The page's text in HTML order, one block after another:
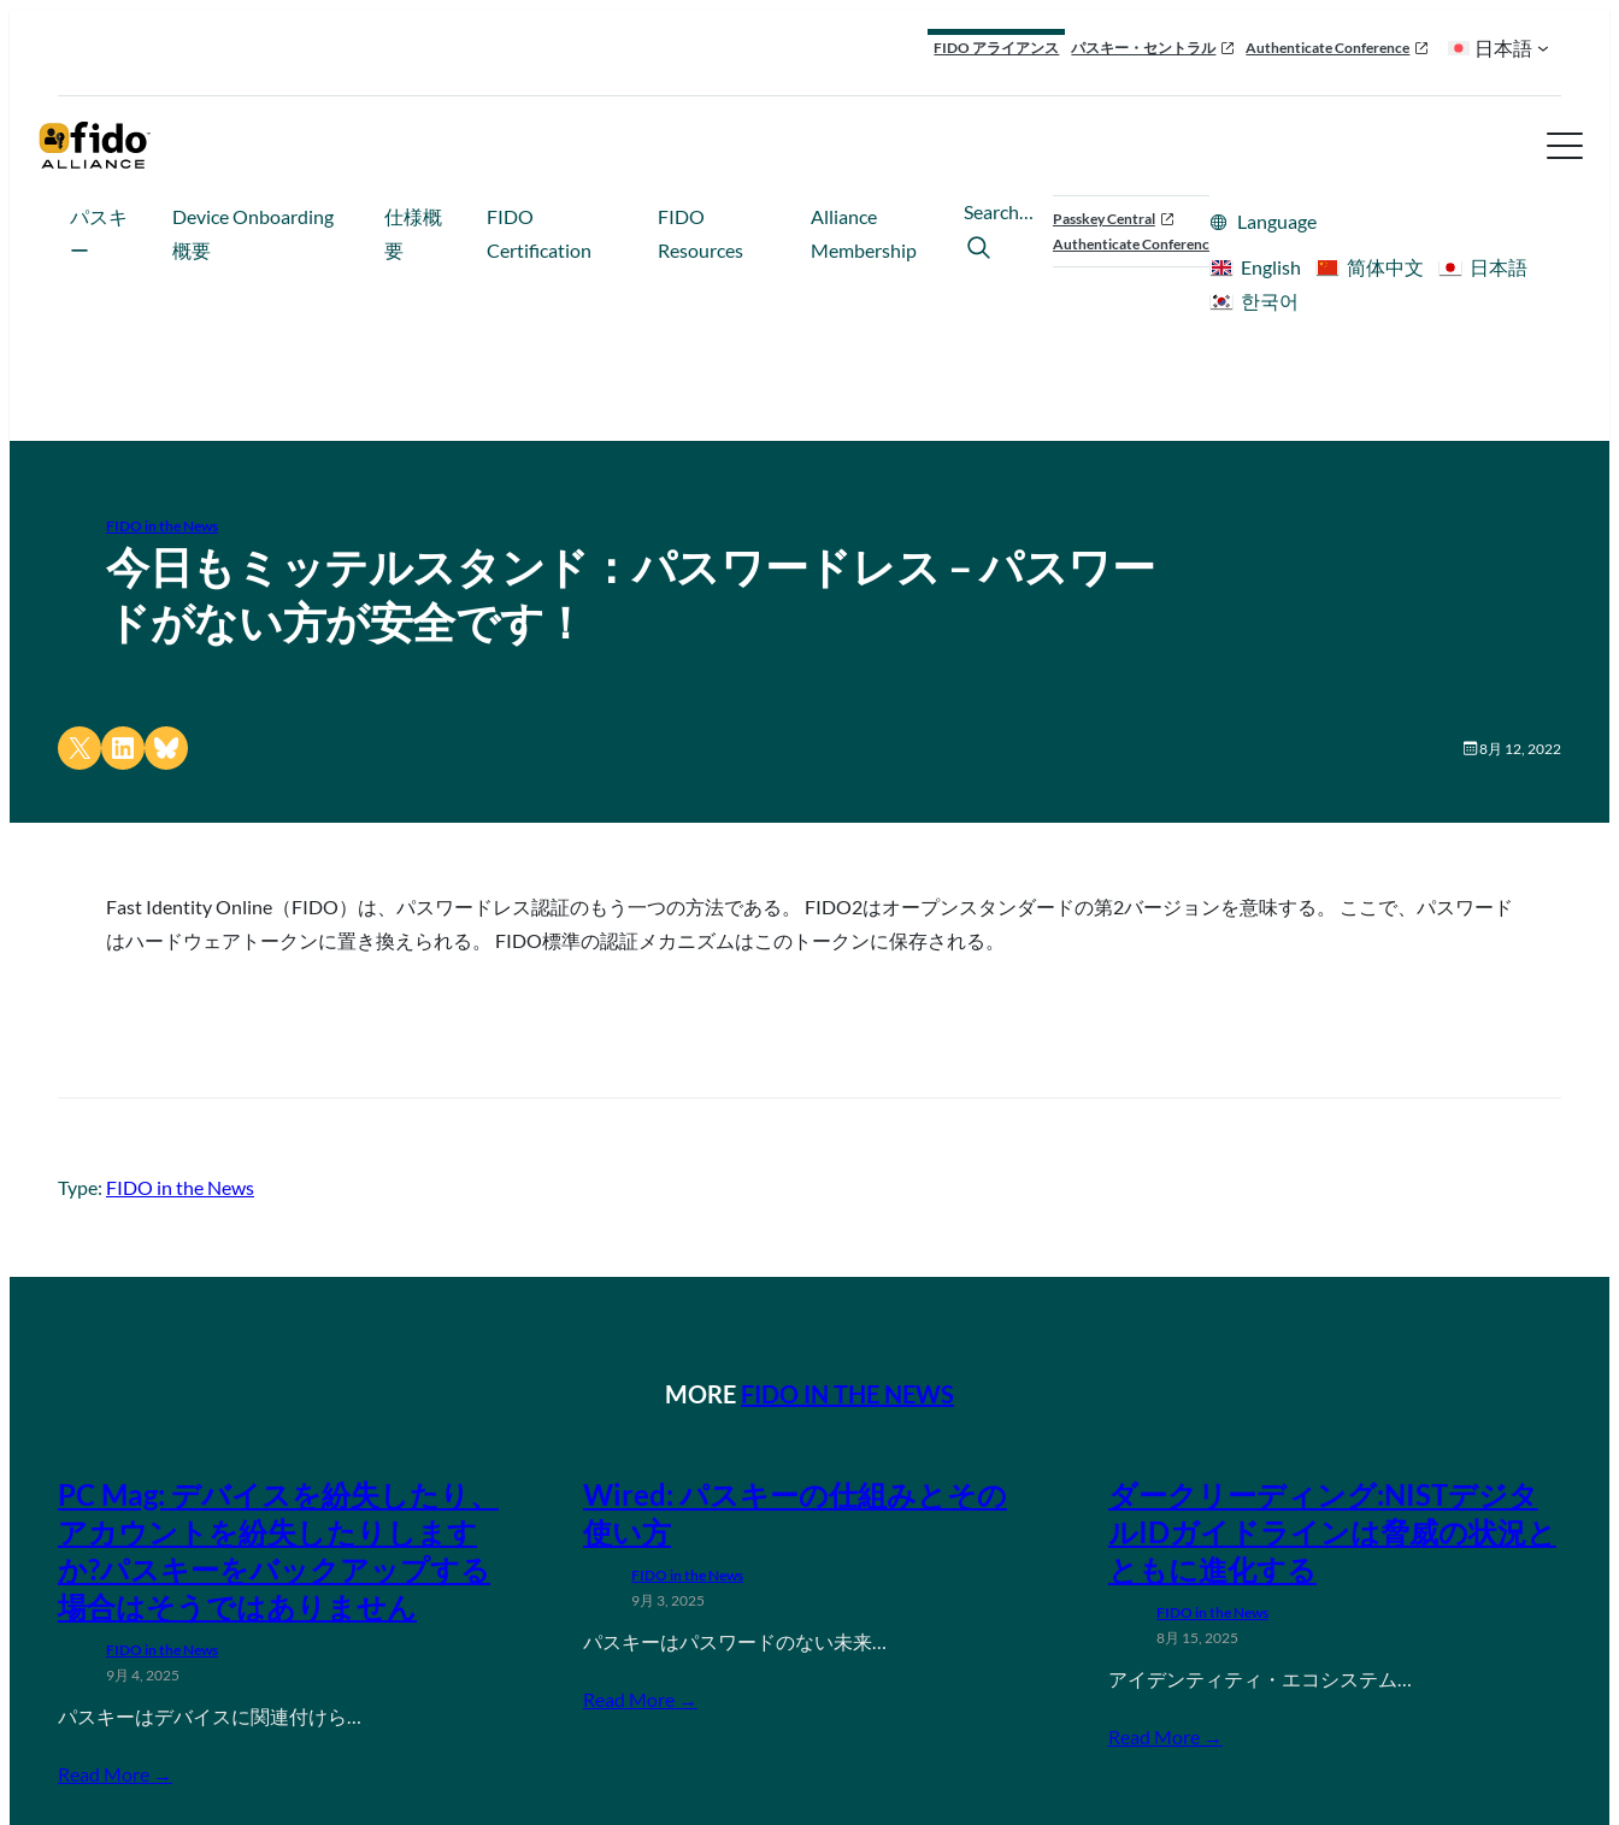
FIDO アライアンス パスキー・セントラル Authenticate Conference 日本語
パスキ
ー
Device Onboarding
概要
仕様概
要
FIDO
Certification
FIDO
Resources
Alliance
Membership
Search…
Passkey Central
Authenticate Conference
Language
English
简体中文
日本語
한국어
FIDO in the News
今日もミッテルスタンド：パスワードレス – パスワー
ドがない方が安全です！
Share on X Share on LinkedIn
Share on Bluesky 8月 12, 2022
Fast Identity Online（FIDO）は、パスワードレス認証のもう一つの方法である。 FIDO2はオープンスタンダードの第2バージョンを意味する。 ここで、パスワード
はハードウェアトークンに置き換えられる。 FIDO標準の認証メカニズムはこのトークンに保存される。
Type: FIDO in the News
MORE FIDO IN THE NEWS
PC Mag: デバイスを紛失したり、
アカウントを紛失したりします
か?パスキーをバックアップする
場合はそうではありません
FIDO in the News
9月 4, 2025
パスキーはデバイスに関連付けら…
Read More →
Wired: パスキーの仕組みとその
使い方
FIDO in the News
9月 3, 2025
パスキーはパスワードのない未来…
Read More →
ダークリーディング:NISTデジタ
ルIDガイドラインは脅威の状況と
ともに進化する
FIDO in the News
8月 15, 2025
アイデンティティ・エコシステム…
Read More →